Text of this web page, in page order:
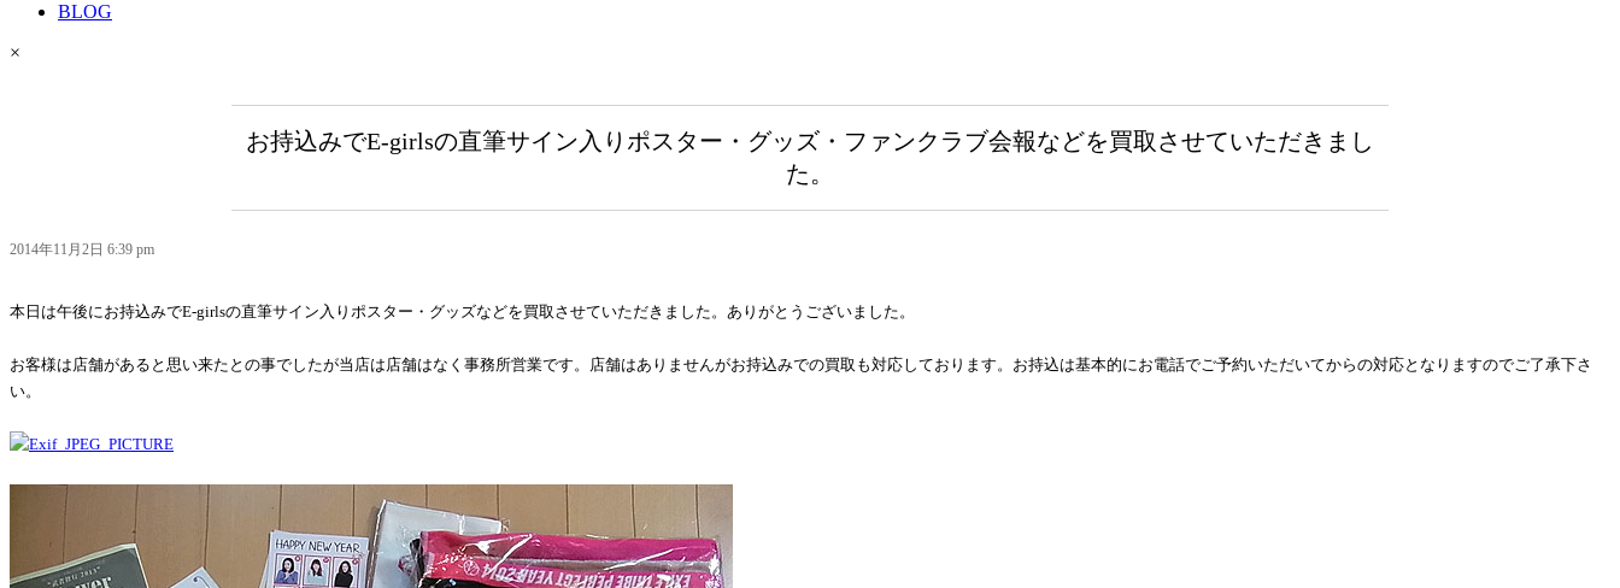
BLOG
×
お持込みでE-girlsの直筆サイン入りポスター・グッズ・ファンクラブ会報などを買取させていただきまし
た。
2014年11月2日 6:39 pm
本日は午後にお持込みでE-girlsの直筆サイン入りポスター・グッズなどを買取させていただきました。ありがとうございました。
お客様は店舗があると思い来たとの事でしたが当店は店舗はなく事務所営業です。店舗はありませんがお持込みでの買取も対応しております。お持込は基本的にお電話でご予約いただいてからの対応となりますのでご了承下さ
い。